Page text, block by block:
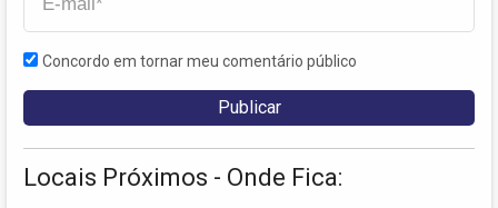
Concordo em tornar meu comentário público
Locais Próximos - Onde Fica: